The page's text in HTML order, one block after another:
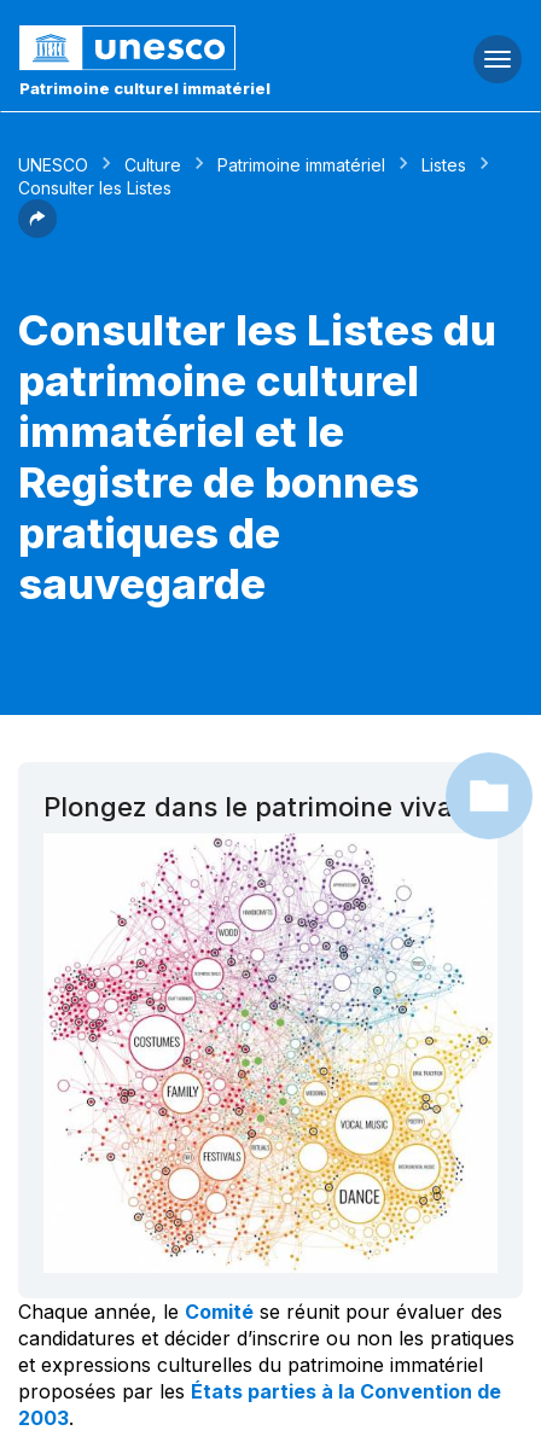
Patrimoine culturel immatériel
UNESCO Culture Patrimoine immatériel
Listes
Consulter les Listes
Consulter les Listes du
patrimoine culturel
immatériel et le
Registre de bonnes
pratiques de
sauvegarde
Plongez dans le patrimoine vivant !
Chaque année, le Comité se réunit pour évaluer des
candidatures et décider d’inscrire ou non les pratiques
et expressions culturelles du patrimoine immatériel
proposées par les États parties à la Convention de
2003.